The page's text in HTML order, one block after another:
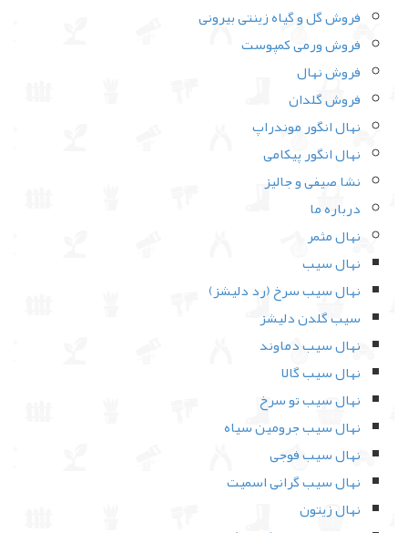
فروش گل و گیاه زینتی بیرونی
فروش ورمی کمپوست
فروش نهال
فروش گلدان
نهال انگور موندراپ
نهال انگور پیکامی
نشا صیفی و جالیز
درباره ما
نهال مثمر
نهال سیب
نهال سیب سرخ (رد دلیشز)
سیب گلدن دلیشز
نهال سیب دماوند
نهال سیب گالا
نهال سیب تو سرخ
نهال سیب جرومین سیاه
نهال سیب فوجی
نهال سیب گرانی اسمیت
نهال زیتون